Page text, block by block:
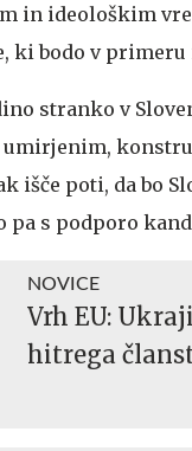
in ideološkim
ki bodo v
stranko v
umirjenim,
išče poti, da bo
pa s podporo
NOVICE
Vrh EU:
hitrega